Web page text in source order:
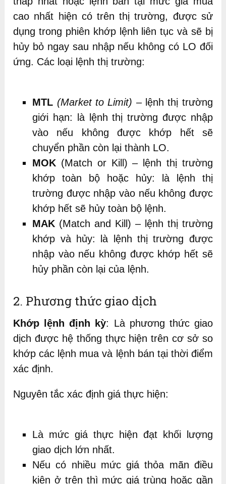
cao nhất hiện có trên thị trường, được sử
dụng trong phiên khớp lệnh liên tục và sẽ bị
hủy bỏ ngay sau nhập nếu không có LO đối
ứng. Các loại lệnh thị trường:
MTL (Market to Limit) – lệnh thị trường
giới hạn: là lệnh thị trường được nhập
vào nếu không được khớp hết sẽ
chuyển phần còn lại thành LO.
MOK (Match or Kill) – lệnh thị trường
khớp toàn bộ hoặc hủy: là lệnh thị
trường được nhập vào nếu không được
khớp hết sẽ hủy toàn bộ lệnh.
MAK (Match and Kill) – lệnh thị trường
khớp và hủy: là lệnh thị trường được
nhập vào nếu không được khớp hết sẽ
hủy phần còn lại của lệnh.
2. Phương thức giao dịch
Khớp lệnh định kỳ: Là phương thức giao
dịch được hệ thống thực hiện trên cơ sở so
khớp các lệnh mua và lệnh bán tại thời điểm
xác định.
Nguyên tắc xác định giá thực hiện:
Là mức giá thực hiện đạt khối lượng
giao dịch lớn nhất.
Nếu có nhiều mức giá thỏa mãn điều
kiện ở trên thì mức giá trùng hoặc gần